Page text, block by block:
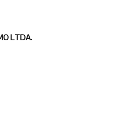
LTDA.